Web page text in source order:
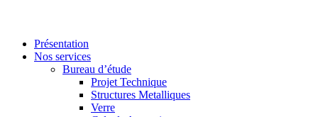
Présentation
Nos services
Bureau d’étude
Projet Technique
Structures Metalliques
Verre